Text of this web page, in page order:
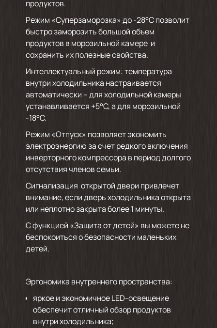
продуктов.
Режим «Суперзаморозка» до -28°С позволит
быстро заморозить большой объем
продуктов в морозильной камере и
сохранить их полезные свойства.
Интеллектуальный режим: температура
внутри холодильника настраивается
автоматически – для холодильной камеры
устанавливается +5°С, а для морозильной
-18°С.
Режим «Отпуск» позволяет экономить
электроэнергию за счет редкого включения
инверторного компрессора в период долгого
отсутствия членов семьи.
Сигнализация открытой двери привлечет
внимание, если дверь холодильника открыта
или неплотно закрыта более 1 минуты.
С функцией «Защита от детей» вы можете не
беспокоиться о безопасности маленьких
детей.
Эргономика внутреннего пространства:
яркое и экономичное LED-освещение
обеспечит отличный обзор продуктов
внутри холодильника;